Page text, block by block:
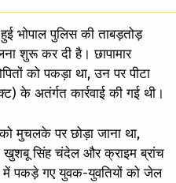
भोपाल पुलिस की ताबड़तोड़
शुरू कर दी है। छापामार
को पकड़ा था, उन पर पीटा
के अतंर्गत कार्रवाई की गई थी।
मुचलके पर छोड़ा जाना था,
खुशबू सिंह चंदेल और क्राइम ब्रांच
पकड़े गए युवक-युवतियों को जेल